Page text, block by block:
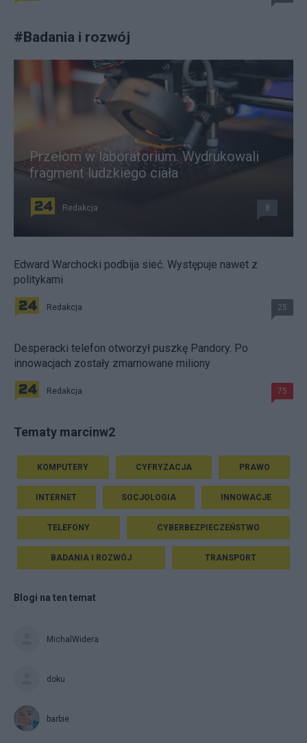
#Badania i rozwój
Przełom w laboratorium. Wydrukowali
fragment ludzkiego ciała
Redakcja 8
Edward Warchocki podbija sieć. Występuje nawet z
politykami
Redakcja 25
Desperacki telefon otworzył puszkę Pandory. Po
innowacjach zostały zmarnowane miliony
Redakcja 75
Tematy marcinw2
KOMPUTERY CYFRYZACJA PRAWO
INTERNET SOCJOLOGIA INNOWACJE
TELEFONY CYBERBEZPIECZEŃSTWO
BADANIA I ROZWÓJ TRANSPORT
Blogi na ten temat
MichalWidera
doku
barbie